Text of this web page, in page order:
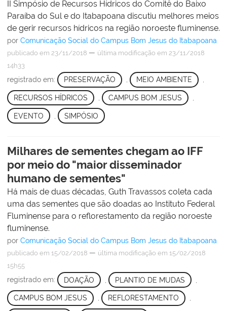
II Simpósio de Recursos Hídricos do Comitê do Baixo
Paraíba do Sul e do Itabapoana discutiu melhores meios
de gerir recursos hídricos na região noroeste fluminense.
por Comunicação Social do Campus Bom Jesus do Itabapoana
publicado em 23/11/2018 — última modificação em 23/11/2018
14h33
registrado em: PRESERVAÇÃO , MEIO AMBIENTE ,
RECURSOS HÍDRICOS CAMPUS BOM JESUS
EVENTO SIMPÓSIO
Milhares de sementes chegam ao IFF
por meio do "maior disseminador
humano de sementes"
Há mais de duas décadas, Guth Travassos coleta cada
uma das sementes que são doadas ao Instituto Federal
Fluminense para o reflorestamento da região noroeste
fluminense.
por Comunicação Social do Campus Bom Jesus do Itabapoana
publicado em 15/02/2018 — última modificação em 15/02/2018
15h55
registrado em: DOAÇÃO PLANTIO DE MUDAS
CAMPUS BOM JESUS , REFLORESTAMENTO ,